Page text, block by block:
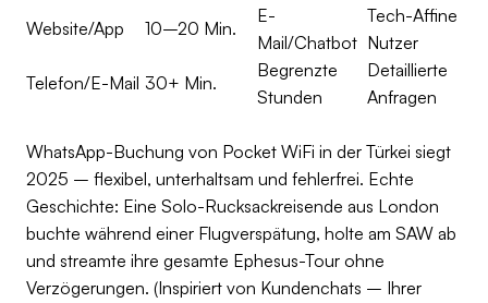
Website/App 10–20 Min.
E-
Mail/Chatbot
Tech-Affine
Nutzer
Telefon/E-Mail 30+ Min.
Begrenzte
Stunden
Detaillierte
Anfragen
WhatsApp-Buchung von Pocket WiFi in der Türkei siegt
2025 – flexibel, unterhaltsam und fehlerfrei. Echte
Geschichte: Eine Solo-Rucksackreisende aus London
buchte während einer Flugverspätung, holte am SAW ab
und streamte ihre gesamte Ephesus-Tour ohne
Verzögerungen. (Inspiriert von Kundenchats – Ihrer